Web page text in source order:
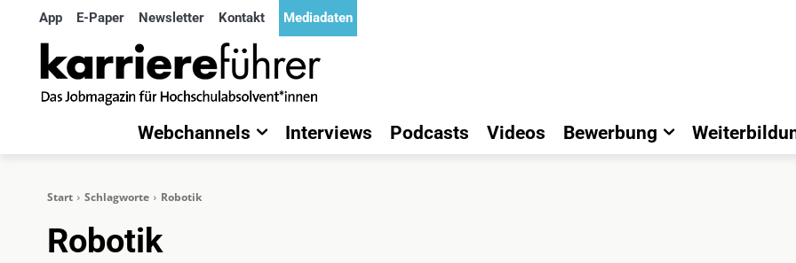
App E-Paper Newsletter Kontakt Mediadaten
Webchannels Interviews Podcasts Videos Bewerbung
Start Schlagworte Robotik
Robotik